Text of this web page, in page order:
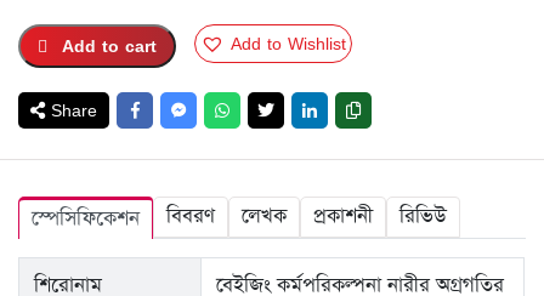
TK.275.TK.206.
Add to cart Add to Wishlist
Share
স্পেসিফিকেশন বিবরণ লেখক প্রকাশনী রিভিউ
শিরোনাম
বেইজিং কর্মপরিকল্পনা নারীর অগ্রগতির